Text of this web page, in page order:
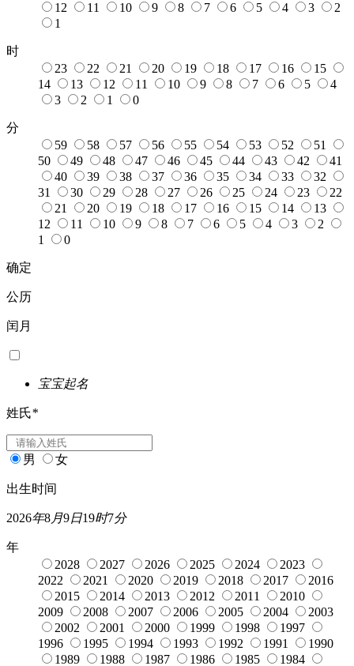
12
11 10 9 8 7 6 5 4 3
2
1
时
23
22 21 20 19 18 17 16
15
14
13 12 11 10 9 8 7 6 5
4
3
2 1 0
分
59
58 57 56 55 54 53 52
51
50
49 48 47 46 45 44 43 42
41
40
39 38 37 36 35 34 33
32
31
30 29 28 27 26 25 24 23
22
21
20 19 18 17 16 15 14
13
12
11 10 9 8 7 6 5 4 3
2
1
0
确定
公历
闰月
宝宝起名
姓氏*
男 女
出生时间
2026年8月9日19时7分
年
2028
2027 2026 2025 2024
2023
2022
2021 2020 2019 2018 2017
2016
2015
2014 2013 2012 2011
2010
2009
2008 2007 2006 2005 2004
2003
2002
2001 2000 1999 1998
1997
1996
1995 1994 1993 1992 1991
1990
1989
1988 1987 1986 1985
1984